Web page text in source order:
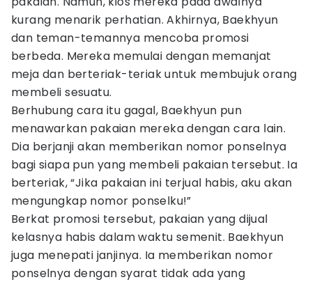
kurang menarik perhatian. Akhirnya, Baekhyun
dan teman-temannya mencoba promosi
berbeda. Mereka memulai dengan memanjat
meja dan berteriak-teriak untuk membujuk orang
membeli sesuatu.
Berhubung cara itu gagal, Baekhyun pun
menawarkan pakaian mereka dengan cara lain.
Dia berjanji akan memberikan nomor ponselnya
bagi siapa pun yang membeli pakaian tersebut. Ia
berteriak, “Jika pakaian ini terjual habis, aku akan
mengungkap nomor ponselku!”
Berkat promosi tersebut, pakaian yang dijual
kelasnya habis dalam waktu semenit. Baekhyun
juga menepati janjinya. Ia memberikan nomor
ponselnya dengan syarat tidak ada yang